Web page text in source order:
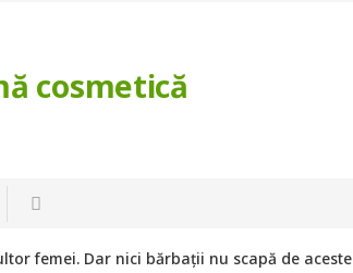
cosmetică
femei. Dar nici bărbații nu scapă de aceste